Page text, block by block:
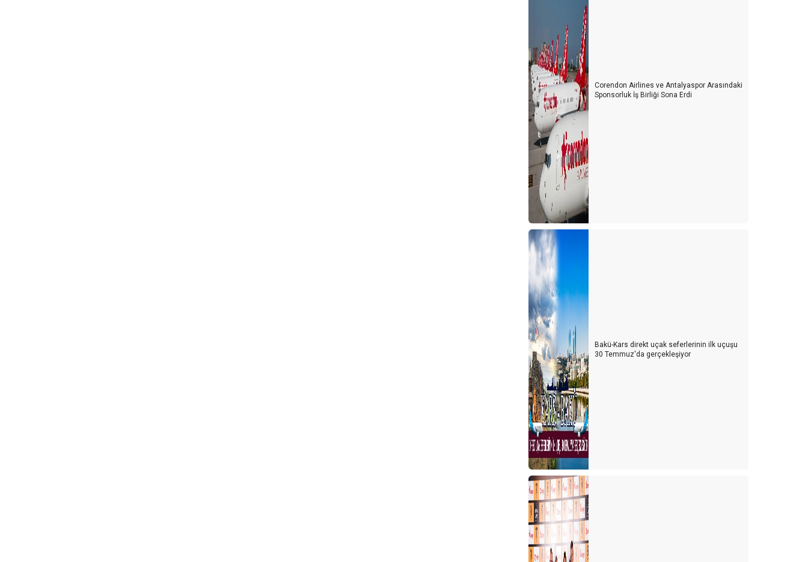
Corendon Airlines ve Antalyaspor Arasındaki
Sponsorluk İş Birliği Sona Erdi
Bakü-Kars direkt uçak seferlerinin ilk uçuşu
30 Temmuz'da gerçekleşiyor